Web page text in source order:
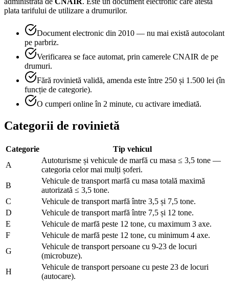
plata tarifului de utilizare a drumurilor.
Document electronic din 2010 — nu mai există autocolant
pe parbriz.
Verificarea se face automat, prin camerele CNAIR de pe
drumuri.
Fără rovinietă validă, amenda este între 250 și 1.500 lei (în
funcție de categorie).
O cumperi online în 2 minute, cu activare imediată.
Categorii de rovinietă
Categorie
Tip vehicul
A
Autoturisme și vehicule de marfă cu masa ≤ 3,5 tone —
categoria celor mai mulți șoferi.
B
Vehicule de transport marfă cu masa totală maximă
autorizată ≤ 3,5 tone.
C
Vehicule de transport marfă între 3,5 și 7,5 tone.
D
Vehicule de transport marfă între 7,5 și 12 tone.
E
Vehicule de marfă peste 12 tone, cu maximum 3 axe.
F
Vehicule de marfă peste 12 tone, cu minimum 4 axe.
G
Vehicule de transport persoane cu 9-23 de locuri
(microbuze).
H
Vehicule de transport persoane cu peste 23 de locuri
(autocare).